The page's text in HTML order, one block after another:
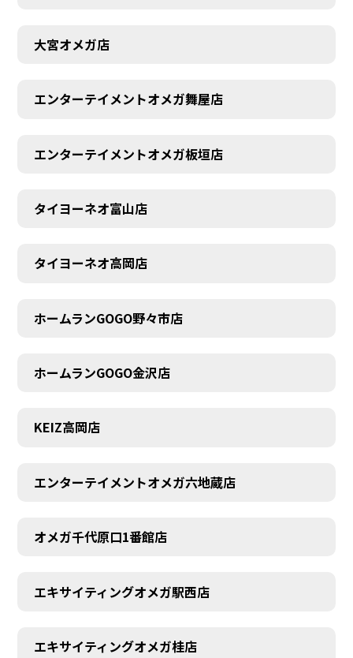
大宮オメガ店
エンターテイメントオメガ舞屋店
エンターテイメントオメガ板垣店
タイヨーネオ富山店
タイヨーネオ高岡店
ホームランGOGO野々市店
ホームランGOGO金沢店
KEIZ高岡店
エンターテイメントオメガ六地蔵店
オメガ千代原口1番館店
エキサイティングオメガ駅西店
エキサイティングオメガ桂店